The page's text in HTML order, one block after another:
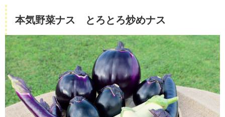
本気野菜ナス とろとろ炒めナス